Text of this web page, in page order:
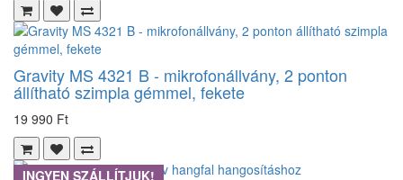
Gravity MS 4321 B - mikrofonállvány, 2 ponton
állítható szimpla gémmel, fekete
19 990 Ft
INGYEN SZÁLLÍTJUK!